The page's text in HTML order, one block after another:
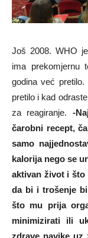
Još 2008. WHO
ima prekomjernu
godina već
pretilo i kad
za reagiranje. -
čarobni recept,
samo
kalorija nego se
aktivan život i što
da bi i trošenje
što mu prija
minimizirati ili
zdrave navike uz